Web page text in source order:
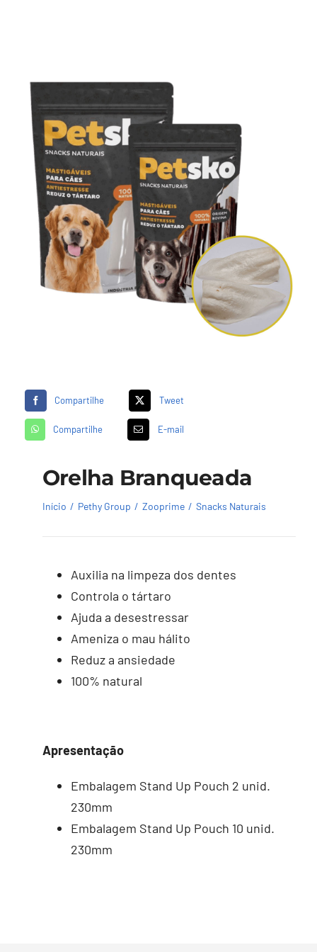
Compartilhe Tweet
Compartilhe E-mail
Orelha Branqueada
Início Pethy Group Zooprime Snacks Naturais
Auxilia na limpeza dos dentes
Controla o tártaro
Ajuda a desestressar
Ameniza o mau hálito
Reduz a ansiedade
100% natural
Apresentação
Embalagem Stand Up Pouch 2 unid.
230mm
Embalagem Stand Up Pouch 10 unid.
230mm